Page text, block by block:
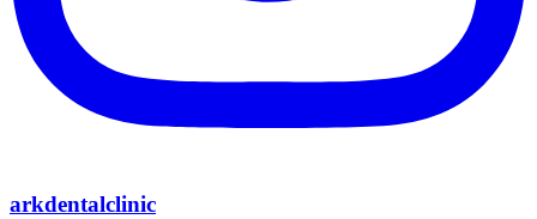
arkdentalclinic